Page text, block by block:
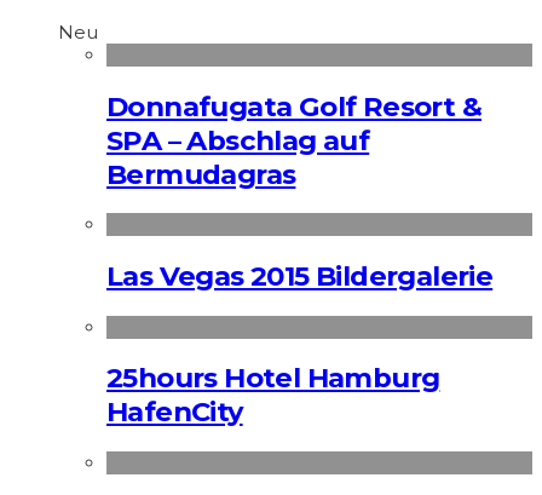
Neu
Donnafugata Golf Resort &
SPA – Abschlag auf
Bermudagras
Las Vegas 2015 Bildergalerie
25hours Hotel Hamburg
HafenCity